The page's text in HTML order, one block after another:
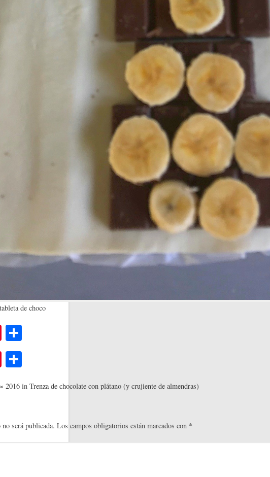
de choco
Pi
nt
er
es pa
Pi
nt
er
t
m
rti
r
2016 in Trenza de chocolate con plátano (y crujiente de almendras)
será publicada. Los campos obligatorios están marcados con *